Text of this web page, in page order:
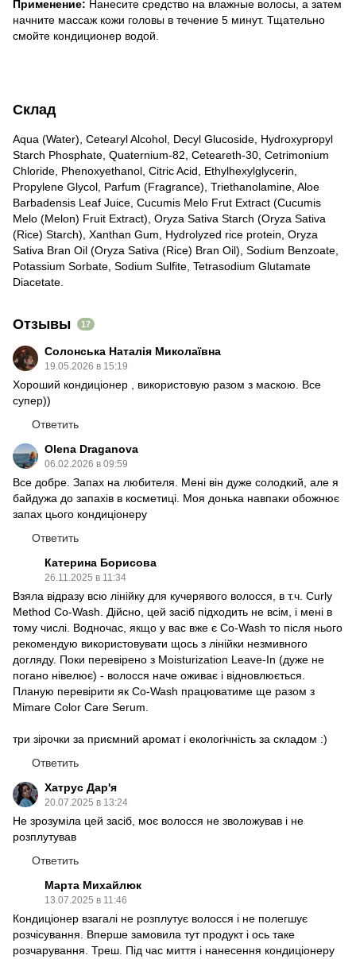
Применение: Нанесите средство на влажные волосы, а затем
начните массаж кожи головы в течение 5 минут. Тщательно
смойте кондиционер водой.
Склад
Aqua (Water), Cetearyl Alcohol, Decyl Glucoside, Hydroxypropyl
Starch Phosphate, Quaternium-82, Ceteareth-30, Cetrimonium
Chloride, Phenoxyethanol, Citric Acid, Ethylhexylglycerin,
Propylene Glycol, Parfum (Fragrance), Triethanolamine, Aloe
Barbadensis Leaf Juice, Cucumis Melo Frut Extract (Cucumis
Melo (Melon) Fruit Extract), Oryza Sativa Starch (Oryza Sativa
(Rice) Starch), Xanthan Gum, Hydrolyzed rice protein, Oryza
Sativa Bran Oil (Oryza Sativa (Rice) Bran Oil), Sodium Benzoate,
Potassium Sorbate, Sodium Sulfite, Tetrasodium Glutamate
Diacetate.
Отзывы 17
Солонська Наталія Миколаївна
19.05.2026 в 15:19
Хороший кондиціонер , використовую разом з маскою. Все
супер))
Ответить
Olena Draganova
06.02.2026 в 09:59
Все добре. Запах на любителя. Мені він дуже солодкий, але я
байдужа до запахів в косметиці. Моя донька навпаки обожнює
запах цього кондиціонеру
Ответить
Катерина Борисова
26.11.2025 в 11:34
Взяла відразу всю лінійку для кучерявого волосся, в т.ч. Curly
Method Co-Wash. Дійсно, цей засіб підходить не всім, і мені в
тому числі. Водночас, якщо у вас вже є Co-Wash то після нього
рекомендую використовувати щось з лінійки незмивного
догляду. Поки перевірено з Moisturization Leave-In (дуже не
погано нівелює) - волосся наче оживає і відновлюється.
Планую перевірити як Co-Wash працюватиме ще разом з
Mimare Color Care Serum.
три зірочки за приємний аромат і екологічність за складом :)
Ответить
Хатрус Дар'я
20.07.2025 в 13:24
Не зрозуміла цей засіб, моє волосся не зволожував і не
розплутував
Ответить
Марта Михайлюк
13.07.2025 в 11:46
Кондиціонер взагалі не розплутує волосся і не полегшує
розчісування. Вперше замовила тут продукт і ось таке
розчарування. Треш. Під час миття і нанесення кондиціонеру